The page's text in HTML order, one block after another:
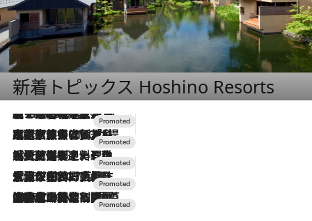
新着トピックス Hoshino Resorts
2026.8.7
【トンボの足水浴】ヒノキの香りに包まれて涼感マックス！約13℃の湧水かけ流しを避暑地「星野温泉 トンボの湯」で体験
2026.7.31
【ホテル帰省】という選択肢をOMOが提案。家族とほどよい距離を保つには「昼は実家、夜は気兼ねなくホテルで！」
2026.7.24
【夏限定ディナーコース】旬を迎える稚鮎や花ズッキーニなどをイタリア・トスカーナの郷土料理の手法で満喫！
2026.7.17
「土佐和ハーブかき氷」がOMO7高知に登場！生姜、山椒、大葉など目にも舌にも涼を呼ぶ郷土の味
2026.7.10
NEW OPEN！【界 草津】名湯の地に誕生。趣の異なる2種の温泉と上州ならではの会席・蕎麦割烹など美食を味わう究極の癒やし旅